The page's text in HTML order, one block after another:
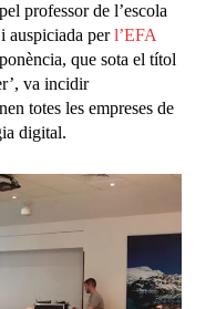
professor de l’escola
auspiciada perl’EFA
que sota el títol
va incidir
totes les empreses de
digital.